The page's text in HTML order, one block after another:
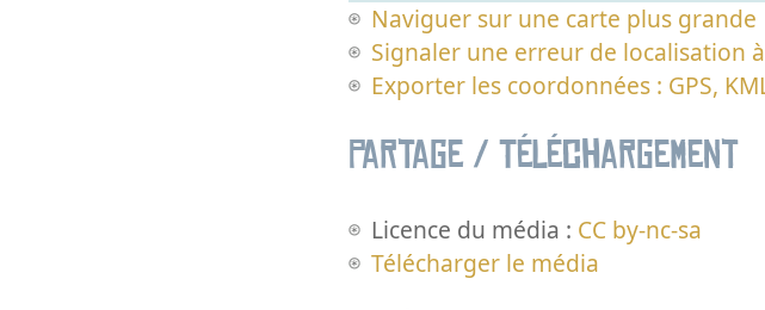
Naviguer sur une carte plus grande
Signaler une erreur de localisation
Exporter les coordonnées : GPS,
Partage / Téléchargement
Licence du média : CC by-nc-sa
Télécharger le média